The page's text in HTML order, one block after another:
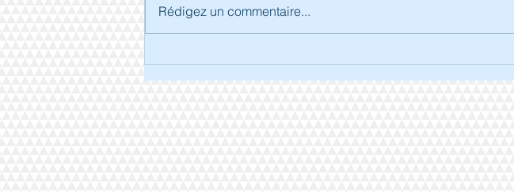
Séjour à Arcachon.
Rédigez un commentaire...